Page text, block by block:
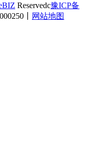
Reservedc豫ICP备
网站地图